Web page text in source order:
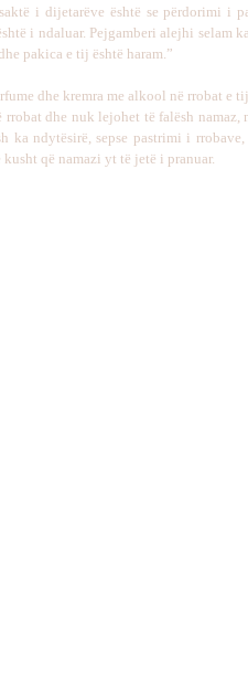
i dijetarëve është se përdorimi i
i ndaluar. Pejgamberi alejhi selam
pakica e tij është haram.”
dhe kremra me alkool në rrobat e
dhe nuk lejohet të falësh namaz,
ka ndytësirë, sepse pastrimi i
që namazi yt të jetë i pranuar.